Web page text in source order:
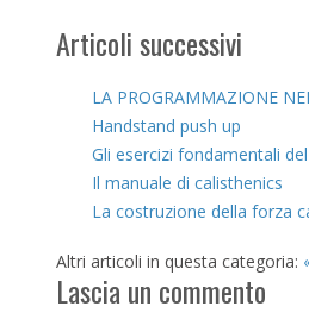
Articoli successivi
LA PROGRAMMAZIONE
Handstand push up
Gli esercizi fondamentali
Il manuale di calisthenics
La costruzione della forza
Altri articoli in questa categoria:
Lascia un commento